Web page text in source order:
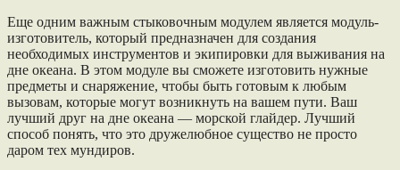
Еще одним важным стыковочным модулем является модуль-
изготовитель, который предназначен для создания
необходимых инструментов и экипировки для выживания на
дне океана. В этом модуле вы сможете изготовить нужные
предметы и снаряжение, чтобы быть готовым к любым
вызовам, которые могут возникнуть на вашем пути. Ваш
лучший друг на дне океана — морской глайдер. Лучший
способ понять, что это дружелюбное существо не просто
даром тех мундиров.